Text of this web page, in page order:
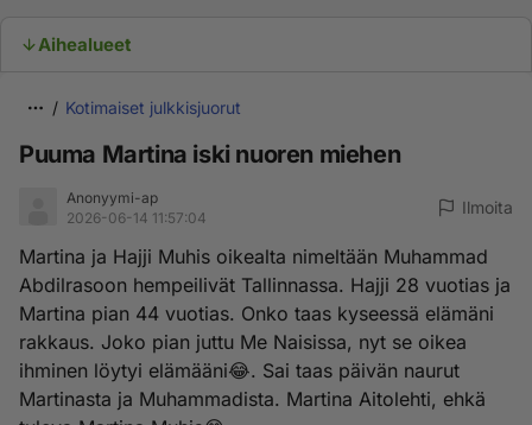
Aihealueet
Kotimaiset julkkisjuorut
Puuma Martina iski nuoren miehen
Anonyymi-ap
2026-06-14 11:57:04
Ilmoita
Martina ja Hajji Muhis oikealta nimeltään Muhammad
Abdilrasoon hempeilivät Tallinnassa. Hajji 28 vuotias ja
Martina pian 44 vuotias. Onko taas kyseessä elämäni
rakkaus. Joko pian juttu Me Naisissa, nyt se oikea
ihminen löytyi elämääni😂. Sai taas päivän naurut
Martinasta ja Muhammadista. Martina Aitolehti, ehkä